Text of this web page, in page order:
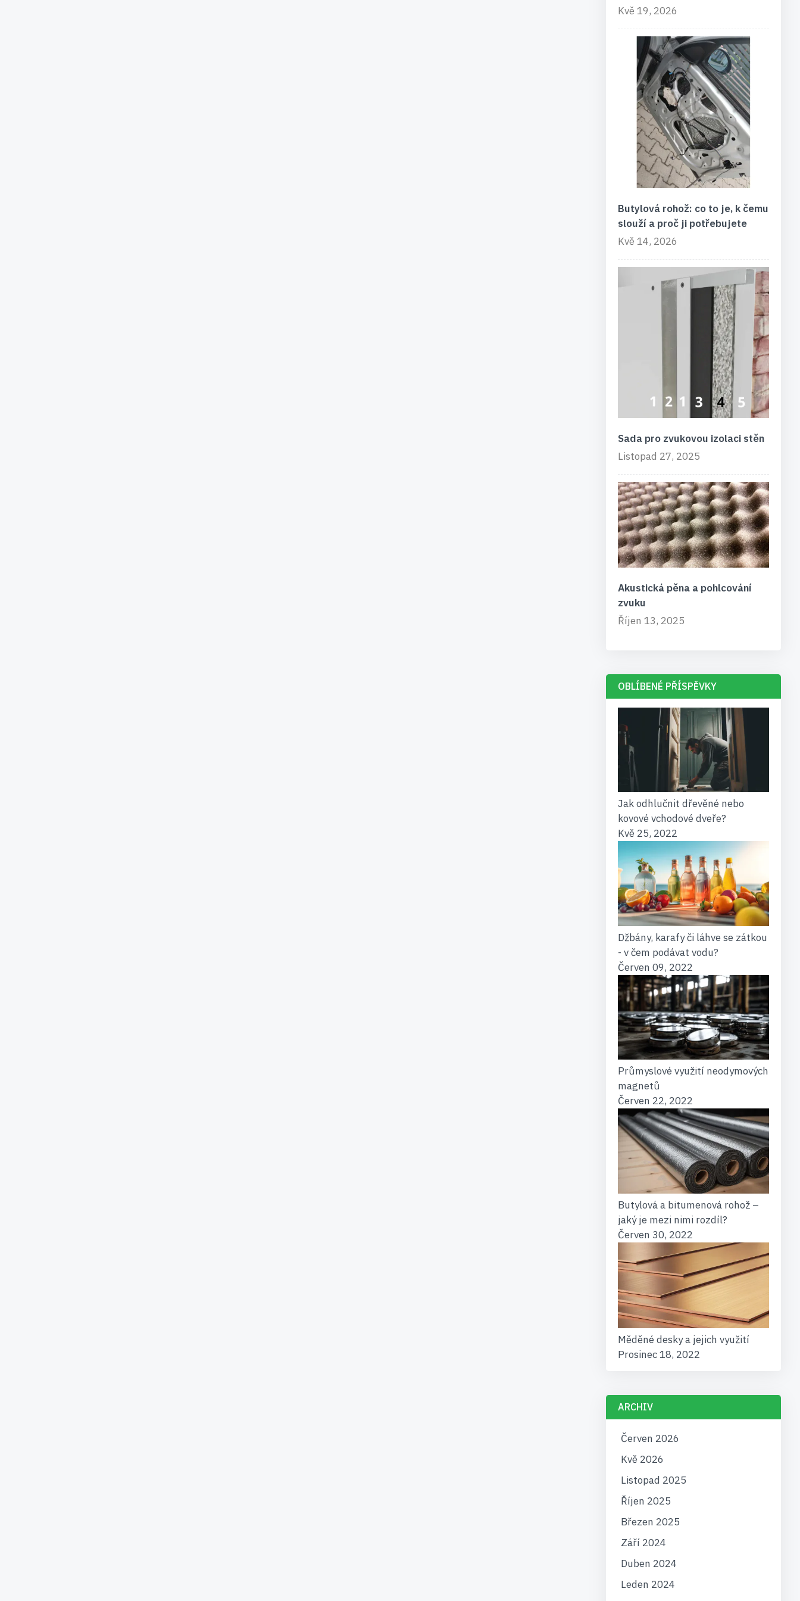
Kvě 19, 2026
Butylová rohož: co to je, k čemu
slouží a proč ji potřebujete
Kvě 14, 2026
Sada pro zvukovou izolaci stěn
Listopad 27, 2025
Akustická pěna a pohlcování
zvuku
Říjen 13, 2025
OBLÍBENÉ PŘÍSPĚVKY
Jak odhlučnit dřevěné nebo
kovové vchodové dveře?
Kvě 25, 2022
Džbány, karafy či láhve se zátkou
- v čem podávat vodu?
Červen 09, 2022
Průmyslové využití neodymových
magnetů
Červen 22, 2022
Butylová a bitumenová rohož –
jaký je mezi nimi rozdíl?
Červen 30, 2022
Měděné desky a jejich využití
Prosinec 18, 2022
ARCHIV
Červen 2026
Kvě 2026
Listopad 2025
Říjen 2025
Březen 2025
Září 2024
Duben 2024
Leden 2024